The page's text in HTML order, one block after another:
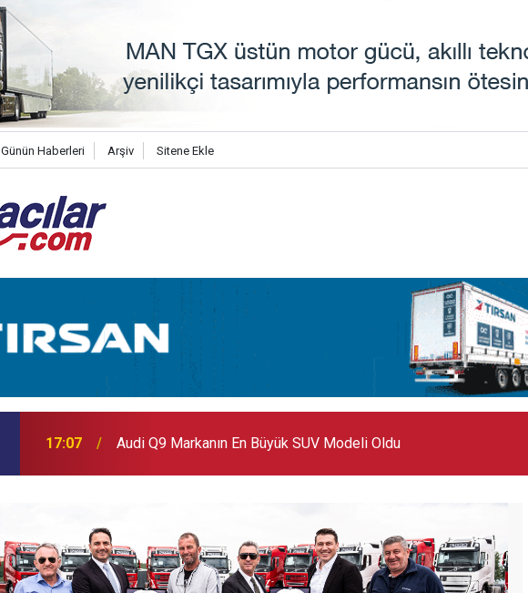
Günün Haberleri Arşiv Sitene Ekle
17:07 Audi Q9 Markanın En Büyük SUV Modeli Oldu